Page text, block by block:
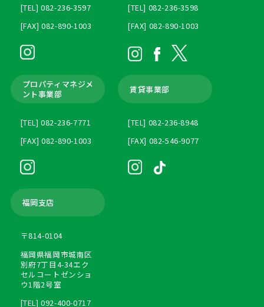
[TEL] 082-236-3597
[FAX] 082-890-1003
[TEL] 082-236-3598
[FAX] 082-890-1003
プロパティマネジメ
ント事業部
[TEL] 082-236-7771
[FAX] 082-890-1003
賃貸事業部
[TEL] 082-236-8948
[FAX] 082-546-9077
福岡支店
〒814-0104
福岡県福岡市城南区
別府7丁目4-34エク
セルコートゼンショ
ウ1階2号室
[TEL] 092-400-0717